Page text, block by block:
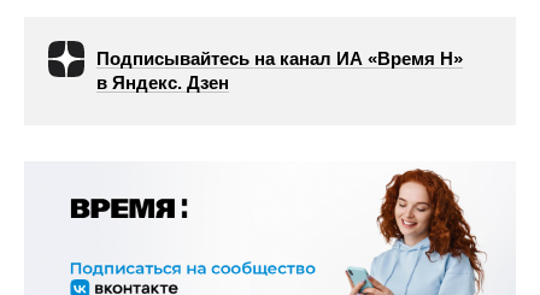
Подписывайтесь на канал ИА «Время Н»
в Яндекс. Дзен